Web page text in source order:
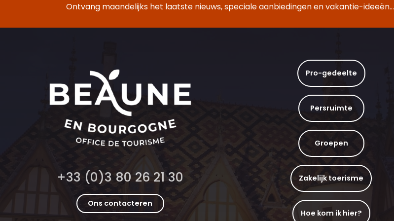
Ontvang maandelijks het laatste nieuws, speciale aanbiedingen en vakantie-ideeën...
+33 (0)3 80 26 21 30
Ons contacteren
Pro-gedeelte
Persruimte
Groepen
Zakelijk toerisme
Hoe kom ik hier?